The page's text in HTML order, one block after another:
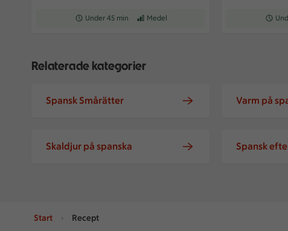
Receptet tar Under 45 min att tillaga
Under 45 min Receptet har Medel svårighetsgrad
Medel
Relaterade kategorier
Spansk Smårätter Varm på
Skaldjur på spanska Spansk
Start Recept